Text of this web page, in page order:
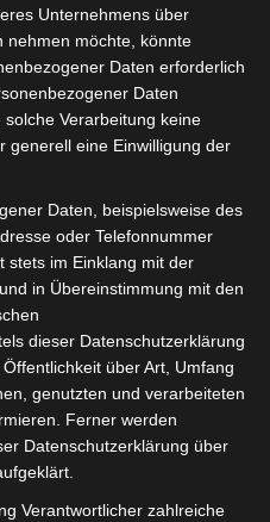
2015
von Herzen einen
viele glückliche
Gesundheit.
tragen und ich wünsche
neue Jahr,
leichter wird, dass
und Träume in
sich in die Tat
Unternehmens über
nehmen möchte, könnte
Daten erforderlich
Daten
Verarbeitung keine
generell eine Einwilligung der
Daten, beispielsweise des
oder Telefonnummer
stets im Einklang mit der
in Übereinstimmung mit den
dieser Datenschutzerklärung
über Art, Umfang
genutzten und verarbeiteten
Ferner werden
Datenschutzerklärung über
Verantwortlicher zahlreiche